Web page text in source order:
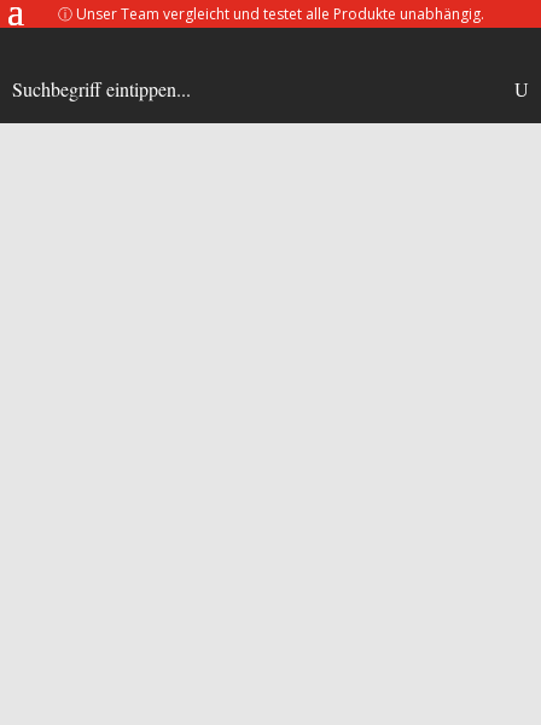
ⓘ Unser Team vergleicht und testet alle Produkte unabhängig.